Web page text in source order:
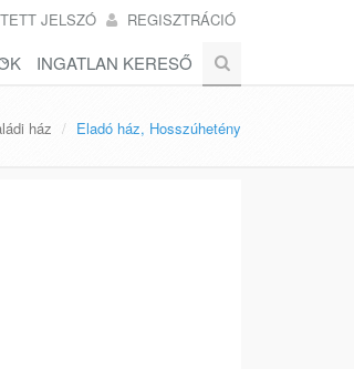
JELSZÓ REGISZTRÁCIÓ
INGATLAN KERESŐ
ház Eladó ház, Hosszúhetény